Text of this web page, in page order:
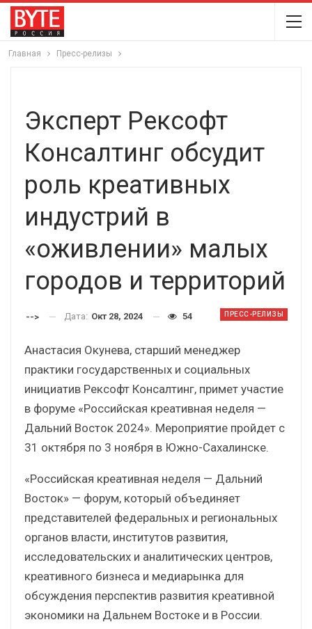
Главная Пресс-релизы
Эксперт Рексофт
Консалтинг обсудит
роль креативных
индустрий в
«оживлении» малых
городов и территорий
ПРЕСС-РЕЛИЗЫ
--> Дата: Окт 28, 2024 54
Анастасия Окунева, старший менеджер
практики государственных и социальных
инициатив Рексофт Консалтинг, примет участие
в форуме «Российская креативная неделя —
Дальний Восток 2024». Мероприятие пройдет с
31 октября по 3 ноября в Южно-Сахалинске.
«Российская креативная неделя — Дальний
Восток» — форум, который объединяет
представителей федеральных и региональных
органов власти, институтов развития,
исследовательских и аналитических центров,
креативного бизнеса и медиарынка для
обсуждения перспектив развития креативной
экономики на Дальнем Востоке и в России.